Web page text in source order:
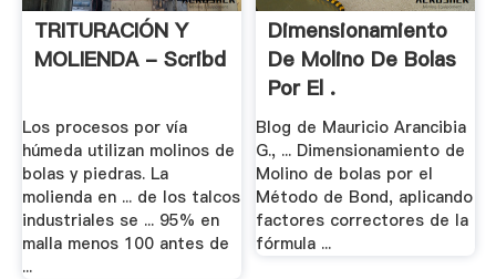
TRITURACIÓN Y
MOLIENDA - Scribd
Los procesos por vía
húmeda utilizan molinos de
bolas y piedras. La
molienda en ... de los talcos
industriales se ... 95% en
malla menos 100 antes de
...
Dimensionamiento
De Molino De Bolas
Por El .
Blog de Mauricio Arancibia
G., ... Dimensionamiento de
Molino de bolas por el
Método de Bond, aplicando
factores correctores de la
fórmula ...